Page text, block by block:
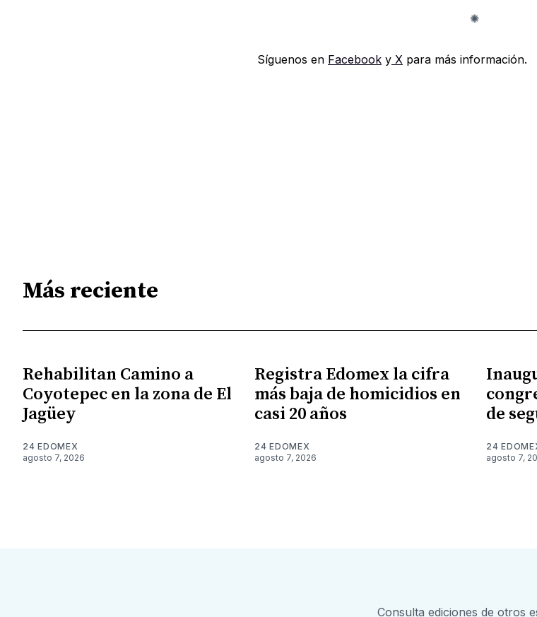
Síguenos en FacebookyX para más información.
Más reciente
Rehabilitan Camino a
Coyotepec en la zona de El
Jagüey
24 EDOMEX
agosto 7, 2026
Registra Edomex la cifra
más baja de homicidios en
casi 20 años
24 EDOMEX
agosto 7, 2026
de
24
agosto 7,
Consulta ediciones de otros